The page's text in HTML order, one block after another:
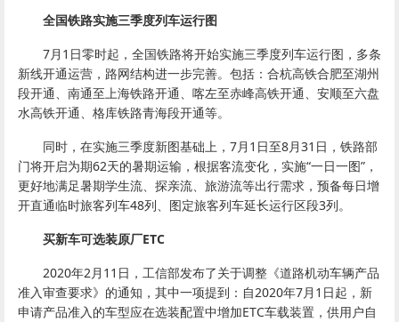
全国铁路实施三季度列车运行图
7月1日零时起，全国铁路将开始实施三季度列车运行图，多条
新线开通运营，路网结构进一步完善。包括：合杭高铁合肥至湖州
段开通、南通至上海铁路开通、喀左至赤峰高铁开通、安顺至六盘
水高铁开通、格库铁路青海段开通等。
同时，在实施三季度新图基础上，7月1日至8月31日，铁路部
门将开启为期62天的暑期运输，根据客流变化，实施“一日一图”，
更好地满足暑期学生流、探亲流、旅游流等出行需求，预备每日增
开直通临时旅客列车48列、图定旅客列车延长运行区段3列。
买新车可选装原厂ETC
2020年2月11日，工信部发布了关于调整《道路机动车辆产品
准入审查要求》的通知，其中一项提到：自2020年7月1日起，新
申请产品准入的车型应在选装配置中增加ETC车载装置，供用户自